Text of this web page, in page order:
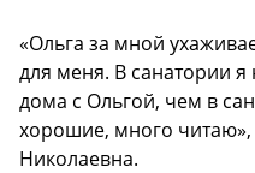
«Ольга за мной
для меня. В санатории
дома с Ольгой, чем в
хорошие, много
Николаевна.